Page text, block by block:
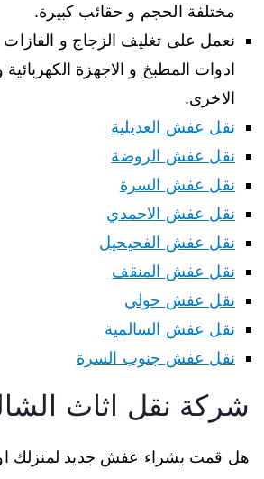
مختلفة الحجم و حقائب كبيرة.
نعمل على تغليف الزجاج و
ادوات المطبخ و الاجهزة الكهربائية
الاخرى.
نقل عفش العديلية
نقل عفش الروضة
نقل عفش السرة
نقل عفش الاحمدي
نقل عفش الفحيحيل
نقل عفش المنقف
نقل عفش حولي
نقل عفش السالمية
نقل عفش جنوب السرة
شركة نقل اثاث
هل قمت بشراء عفش جديد لمنزلك او